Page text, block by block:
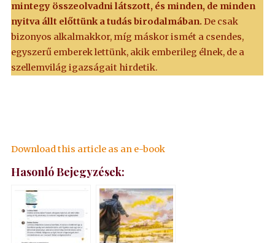
mintegy összeolvadni látszott, és minden, de minden
nyitva állt előttünk a tudás birodalmában. De csak
bizonyos alkalmakkor, míg máskor ismét a csendes,
egyszerű emberek lettünk, akik emberileg élnek, de a
szellemvilág igazságait hirdetik.
Download this article as an e-book
Hasonló Bejegyzések: